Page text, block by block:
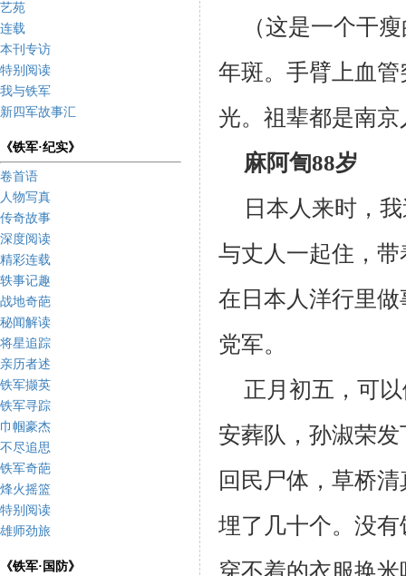
艺苑
连载
本刊专访
特别阅读
我与铁军
新四军故事汇
《铁军·纪实》
卷首语
人物写真
传奇故事
深度阅读
精彩连载
轶事记趣
战地奇葩
秘闻解读
将星追踪
亲历者述
铁军撷英
铁军寻踪
巾帼豪杰
不尽追思
铁军奇葩
烽火摇篮
特别阅读
雄师劲旅
《铁军·国防》
（这是一个干
年斑。手臂上血
光。祖辈都是南京
麻阿訇88岁
日本人来时，
与丈人一起住，
在日本人洋行里
党军。
正月初五，可
安葬队，孙淑荣
回民尸体，草桥
埋了几十个。没